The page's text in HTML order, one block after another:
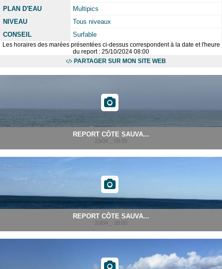
PLAN D'EAU
Multipics
NIVEAU
Tous niveaux
CONSEIL
Surfable
Les horaires des marées présentées ci-dessus correspondent à la date et l'heure
du report : 25/10/2024 08:00
PARTAGER SUR MON SITE WEB
REPORT CÔTE SAUVA...
23/04 _ 09:00
REPORT CÔTE SAUVA...
20/04 _ 08:00